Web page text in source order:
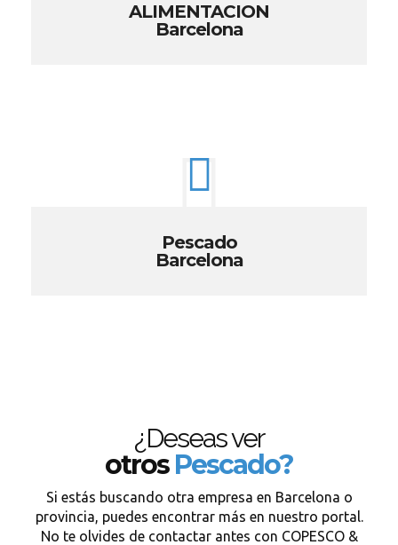
ALIMENTACION
Barcelona
Pescado
Barcelona
¿Deseas ver
otrosPescado?
Si estás buscando otra empresa en Barcelona o
provincia, puedes encontrar más en nuestro portal.
No te olvides de contactar antes con COPESCO &